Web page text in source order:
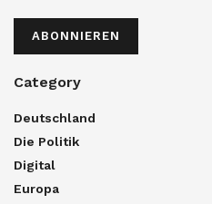
ABONNIEREN
Category
Deutschland
Die Politik
Digital
Europa